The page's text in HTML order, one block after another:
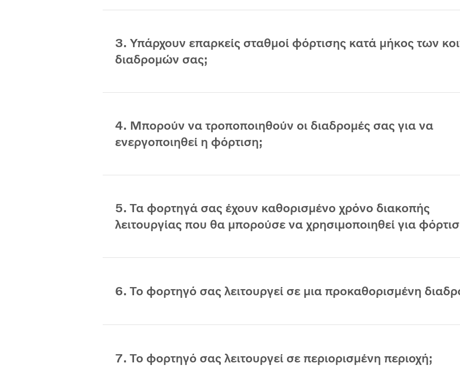
3. Υπάρχουν επαρκείς σταθμοί φόρτισης κατά μήκος των
διαδρομών σας;
4. Μπορούν να τροποποιηθούν οι διαδρομές σας για να
ενεργοποιηθεί η φόρτιση;
5. Τα φορτηγά σας έχουν καθορισμένο χρόνο διακοπής
λειτουργίας που θα μπορούσε να χρησιμοποιηθεί για
6. Το φορτηγό σας λειτουργεί σε μια προκαθορισμένη
7. Το φορτηγό σας λειτουργεί σε περιορισμένη περιοχή;